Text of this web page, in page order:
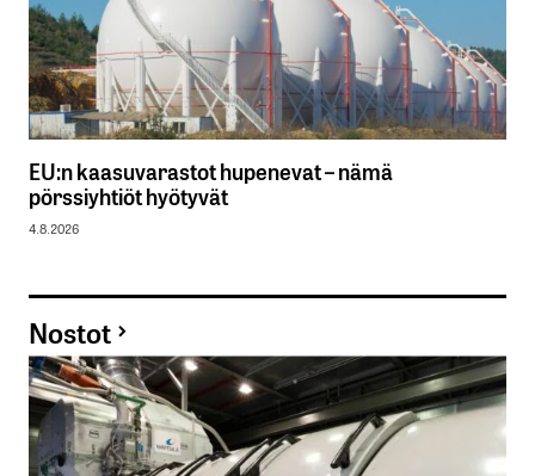
EU:n kaasuvarastot hupenevat – nämä
pörssiyhtiöt hyötyvät
4.8.2026
Nostot